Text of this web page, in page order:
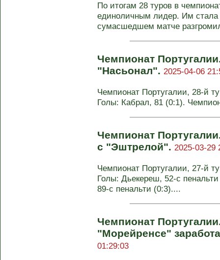
По итогам 28 туров в
единоличным лидер. Им стала
сумасшедшем матче
Чемпионат
"Насьонал". 2025-04-06
Чемпионат Португалии, 28-й
Голы: Кабрал, 81 (0:1).
Чемпионат
с "Эштрелой". 2025-03-29
Чемпионат Португалии, 27-й
Голы: Дьекереш, 52-с
89-с пенальти (0:3)....
Чемпионат
"Морейренсе"
01:29:03